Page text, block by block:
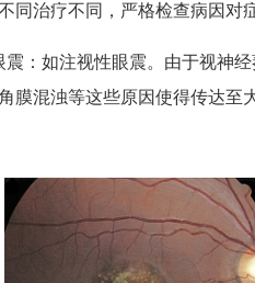
治疗不同，严格检查病因对
如注视性眼震。由于视神经
膜混浊等这些原因使得传达